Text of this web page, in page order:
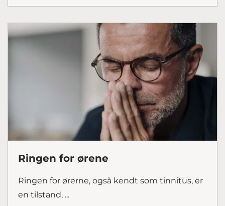
Ringen for ørene
Ringen for ørerne, også kendt som tinnitus, er
en tilstand, ...